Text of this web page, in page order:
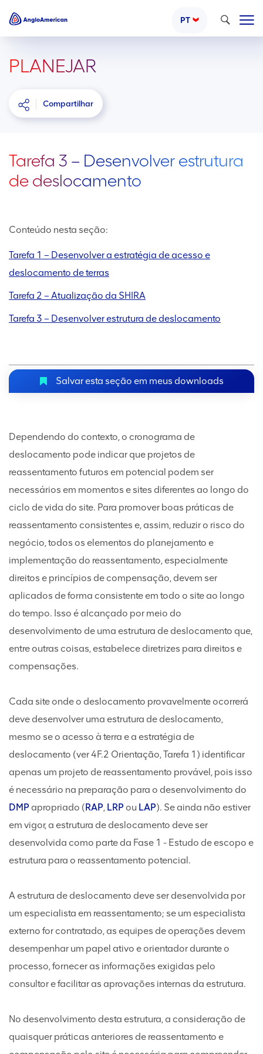
PT Pesquisar
PLANEJAR
Compartilhar
Tarefa 3 – Desenvolver estrutura
de deslocamento
Conteúdo nesta seção:
Tarefa 1 – Desenvolver a estratégia de acesso e
deslocamento de terras
Tarefa 2 – Atualização da SHIRA
Tarefa 3 – Desenvolver estrutura de deslocamento
Salvar esta seção em meus downloads
Dependendo do contexto, o cronograma de
deslocamento pode indicar que projetos de
reassentamento futuros em potencial podem ser
necessários em momentos e sites diferentes ao longo do
ciclo de vida do site. Para promover boas práticas de
reassentamento consistentes e, assim, reduzir o risco do
negócio, todos os elementos do planejamento e
implementação do reassentamento, especialmente
direitos e princípios de compensação, devem ser
aplicados de forma consistente em todo o site ao longo
do tempo. Isso é alcançado por meio do
desenvolvimento de uma estrutura de deslocamento que,
entre outras coisas, estabelece diretrizes para direitos e
compensações.
Cada site onde o deslocamento provavelmente ocorrerá
deve desenvolver uma estrutura de deslocamento,
mesmo se o acesso à terra e a estratégia de
deslocamento (ver 4F.2 Orientação, Tarefa 1) identificar
apenas um projeto de reassentamento provável, pois isso
é necessário na preparação para o desenvolvimento do
DMP apropriado ( RAP, LRP ou LAP). Se ainda não estiver
em vigor, a estrutura de deslocamento deve ser
desenvolvida como parte da Fase 1 - Estudo de escopo e
estrutura para o reassentamento potencial.
A estrutura de deslocamento deve ser desenvolvida por
um especialista em reassentamento; se um especialista
externo for contratado, as equipes de operações devem
desempenhar um papel ativo e orientador durante o
processo, fornecer as informações exigidas pelo
consultor e facilitar as aprovações internas da estrutura.
No desenvolvimento desta estrutura, a consideração de
quaisquer práticas anteriores de reassentamento e